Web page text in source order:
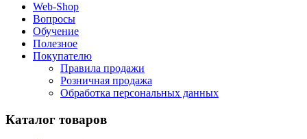
Web-Shop
Вопросы
Обучение
Полезное
Покупателю
Правила продажи
Розничная продажа
Обработка персональных данных
Каталог товаров